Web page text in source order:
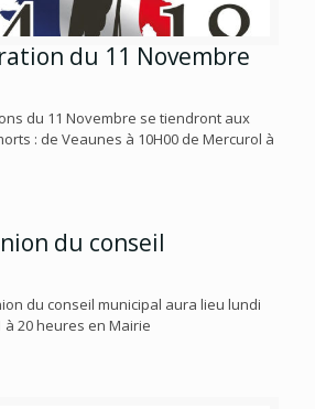
du 11 Novembre
du 11 Novembre se tiendront aux
: de Veaunes à 10H00 de Mercurol à
du conseil
du conseil municipal aura lieu lundi
à 20 heures en Mairie